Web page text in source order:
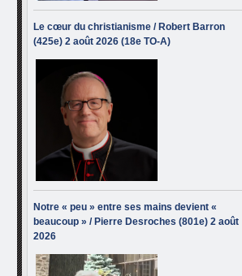
Le cœur du christianisme / Robert Barron
(425e) 2 août 2026 (18e TO-A)
Notre « peu » entre ses mains devient «
beaucoup » / Pierre Desroches (801e) 2 août
2026